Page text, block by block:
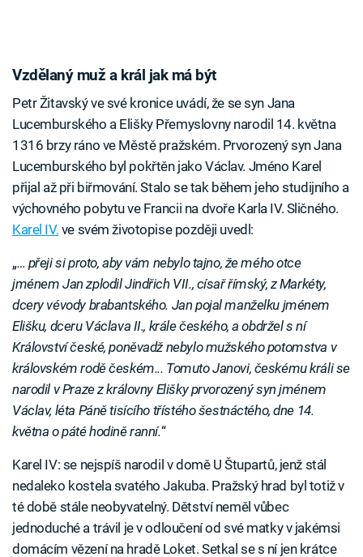
Vzdělaný muž a král jak má být
Petr Žitavský ve své kronice uvádí, že se syn Jana
Lucemburského a Elišky Přemyslovny narodil 14. května
1316 brzy ráno ve Městě pražském. Prvorozený syn Jana
Lucemburského byl pokřtěn jako Václav. Jméno Karel
přijal až při biřmování. Stalo se tak během jeho studijního a
výchovného pobytu ve Francii na dvoře Karla IV. Sličného.
Karel IV. ve svém životopise později uvedl:
„… přeji si proto, aby vám nebylo tajno, že mého otce
jménem Jan zplodil Jindřich VII., císař římský, z Markéty,
dcery vévody brabantského. Jan pojal manželku jménem
Elišku, dceru Václava II., krále českého, a obdržel s ní
Království české, poněvadž nebylo mužského potomstva v
královském rodě českém... Tomuto Janovi, českému králi se
narodil v Praze z královny Elišky prvorozený syn jménem
Václav, léta Páně tisícího třístého šestnáctého, dne 14.
května o páté hodině ranní.“
Karel IV: se nejspíš narodil v domě U Štupartů, jenž stál
nedaleko kostela svatého Jakuba. Pražský hrad byl totiž v
té době stále neobyvatelný. Dětství neměl vůbec
jednoduché a trávil je v odloučení od své matky v jakémsi
domácím vězení na hradě Loket. Setkal se s ní jen krátce